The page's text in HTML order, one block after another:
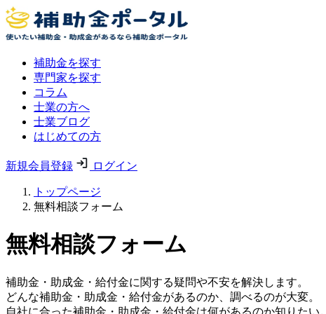
補助金を探す
専門家を探す
コラム
士業の方へ
士業ブログ
はじめての方
新規会員登録 ログイン
トップページ
無料相談フォーム
無料相談フォーム
補助金・助成金・給付金に関する疑問や不安を解決します。
どんな補助金・助成金・給付金があるのか、調べるのが大変。
自社に合った補助金・助成金・給付金は何があるのか知りたい。